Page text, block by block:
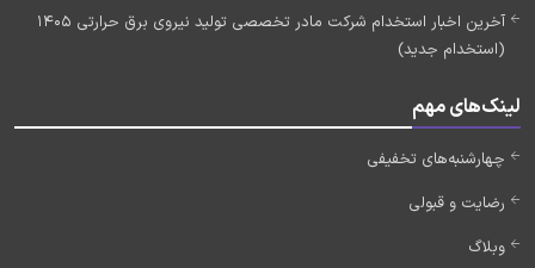
آخرین اخبار استخدام شرکت مادر تخصصی تولید نیروی برق حرارتی 1405
(استخدام جدید)
لینک‌های مهم
چهارشنبه‌های تخفیفی
رضایت و قبولی
وبلاگ